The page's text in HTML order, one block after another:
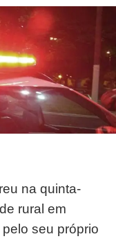
na quinta-
rural em
seu próprio